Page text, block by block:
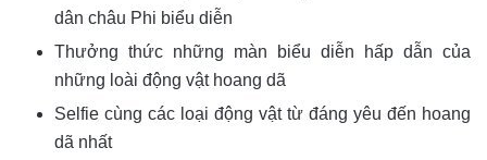
dân châu Phi biểu diễn
Thưởng thức những màn biểu diễn hấp dẫn của
những loài động vật hoang dã
Selfie cùng các loại động vật từ đáng yêu đến hoang
dã nhất